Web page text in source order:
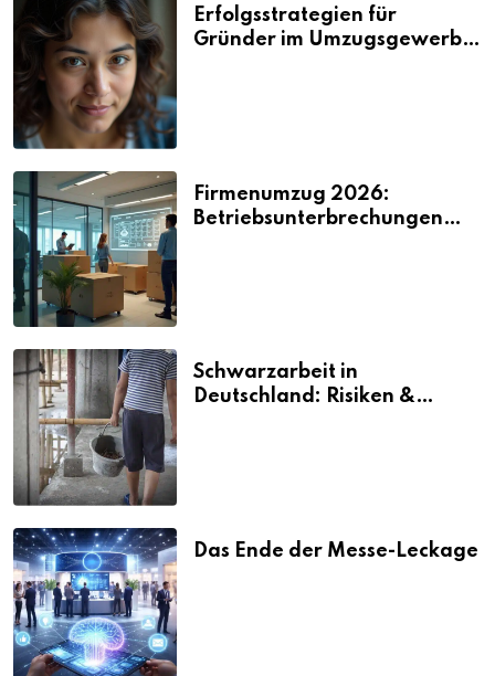
Erfolgsstrategien für
Gründer im Umzugsgewerbe
Firmenumzug 2026:
Betriebsunterbrechungen
Schwarzarbeit in
Deutschland: Risiken &
Das Ende der Messe-Leckage